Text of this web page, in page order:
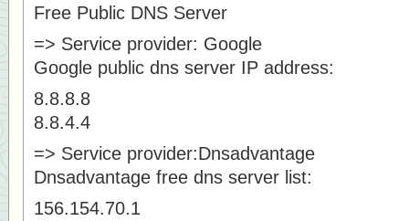
Free Public DNS Server
=> Service provider: Google
Google public dns server IP address:
8.8.8.8
8.8.4.4
=> Service provider:Dnsadvantage
Dnsadvantage free dns server list:
156.154.70.1